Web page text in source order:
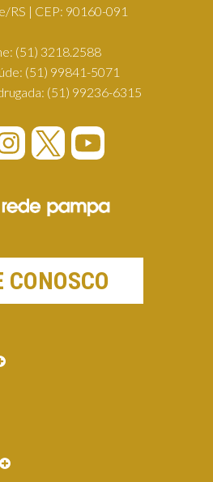
RS | CEP: 90160-091
(51) 3218.2588
(51) 99841-5071
(51) 99236-6315
CONOSCO